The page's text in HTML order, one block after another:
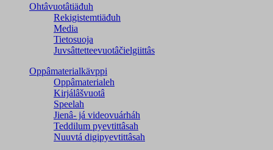
Ohtâvuotâtiäđuh
Rekigistemtiäđuh
Media
Tietosuoja
Juvsâttetteevuotâčielgiittâs
Oppâmaterialkävppi
Oppâmaterialeh
Kirjálâšvuotâ
Speelah
Jienâ- já videovuárháh
Teddilum pyevtittâsah
Nuuvtá digipyevtittâsah